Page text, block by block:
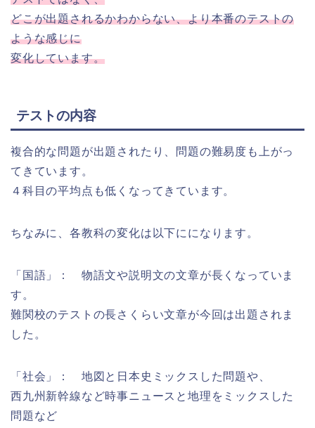
どこが出題されるかわからない、より本番のテストの
ような感じに
変化しています。
テストの内容
複合的な問題が出題されたり、問題の難易度も上がっ
てきています。
４科目の平均点も低くなってきています。
ちなみに、各教科の変化は以下にになります。
「国語」： 物語文や説明文の文章が長くなっていま
す。
難関校のテストの長さくらい文章が今回は出題されま
した。
「社会」： 地図と日本史ミックスした問題や、
西九州新幹線など時事ニュースと地理をミックスした
問題など